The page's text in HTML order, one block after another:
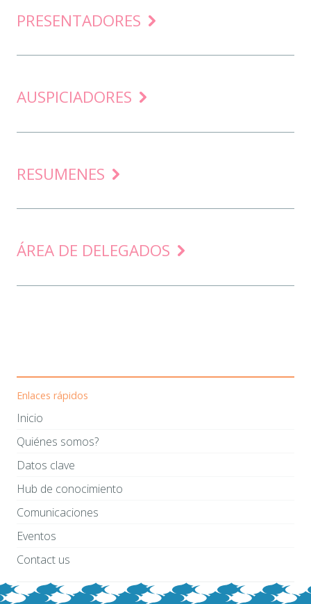
PRESENTADORES
AUSPICIADORES
RESUMENES
ÁREA DE DELEGADOS
Enlaces rápidos
Inicio
Quiénes somos?
Datos clave
Hub de conocimiento
Comunicaciones
Eventos
Contact us